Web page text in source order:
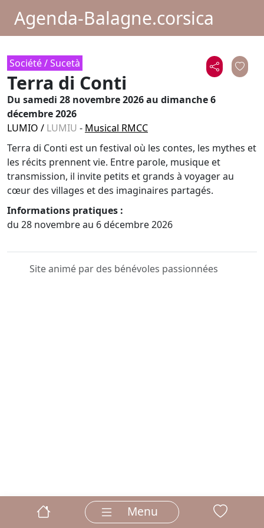
Agenda-Balagne.corsica
Société / Sucetà
Terra di Conti
Du samedi 28 novembre 2026au dimanche 6
décembre 2026
LUMIO / LUMIU - Musical RMCC
Terra di Conti est un festival où les contes, les mythes et
les récits prennent vie. Entre parole, musique et
transmission, il invite petits et grands à voyager au
cœur des villages et des imaginaires partagés.
Informations pratiques :
du 28 novembre au 6 décembre 2026
Site animé par des bénévoles passionnées
Menu